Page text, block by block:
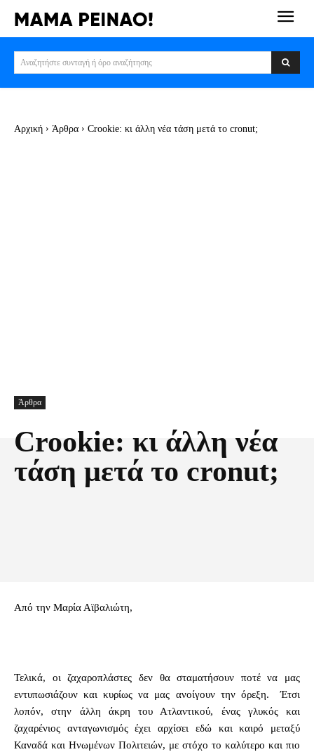
Αναζητήστε συνταγή ή όρο αναζήτησης
Αρχική Άρθρα Crookie: κι άλλη νέα τάση μετά το cronut;
Άρθρα
Crookie: κι άλλη νέα
τάση μετά το cronut;
Από την Μαρία Αϊβαλιώτη,
Τελικά, οι ζαχαροπλάστες δεν θα σταματήσουν ποτέ να μας
εντυπωσιάζουν και κυρίως να μας ανοίγουν την όρεξη. Έτσι
λοπόν, στην άλλη άκρη του Ατλαντικού, ένας γλυκός και
ζαχαρένιος ανταγωνισμός έχει αρχίσει εδώ και καιρό μεταξύ
Καναδά και Ηνωμένων Πολιτειών, με στόχο το καλύτερο και πιο